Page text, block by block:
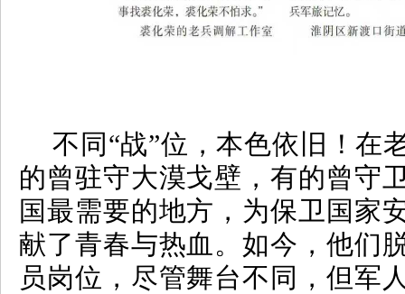
不同“战”位，本色依旧！在
的曾驻守大漠戈壁，有的曾守
国最需要的地方，为保卫国家
献了青春与热血。如今，他们
员岗位，尽管舞台不同，但军